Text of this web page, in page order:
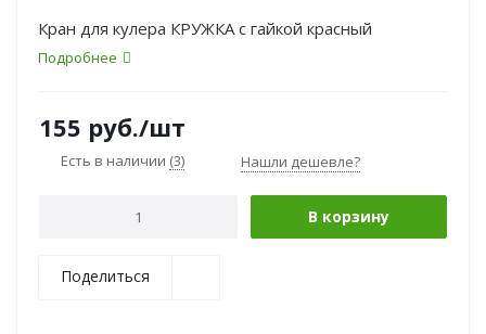
Кран для кулера КРУЖКА с гайкой красный
Подробнее
155 руб./шт
Есть в наличии (3) Нашли дешевле?
В корзину
Поделиться